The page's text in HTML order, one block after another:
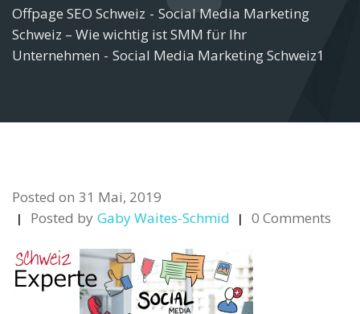
Offpage SEO Schweiz - Social Media Marketing
Schweiz – Wie wichtig ist SMM für Ihr
Unternehmen - Social Media Marketing Schweiz1
Posted on 31 Mai, 2019
Posted by Gaby Waites-Schmid 0 Comments